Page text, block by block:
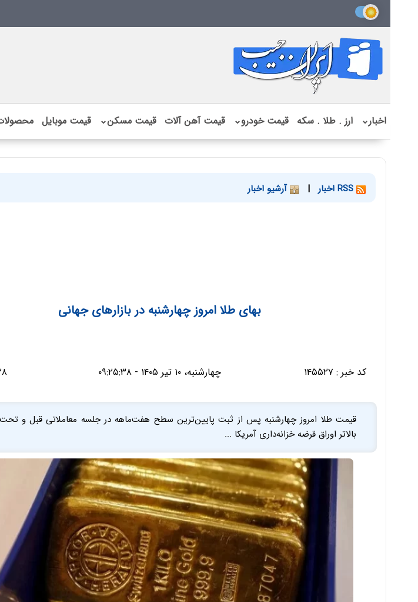
اخبار⌄ ارز . طلا . سکه قیمت خودرو⌄ قیمت آهن آلات قیمت مسکن⌄ قیمت موبایل
| آرشیو اخبار
بهای طلا امروز چهارشنبه در بازارهای جهانی
کد خبر : ۱۴۵۵۲۷ چهارشنبه، ۱۰ تیر ۱۴۰۵ - ۰۹:۲۵:۳۸
قیمت طلا امروز چهارشنبه پس از ثبت پایین‌ترین سطح هفت‌ماهه در جلسه معاملاتی قبل و تحت
بالاتر اوراق قرضه خزانه‌داری آمریکا ...